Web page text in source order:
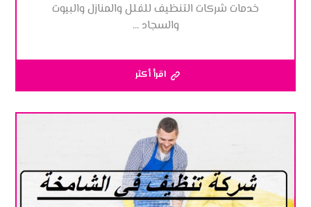
خدمات شركات التنظيف للفلل والمنازل والبيوت
والسجاد ...
اقرأ أكثر